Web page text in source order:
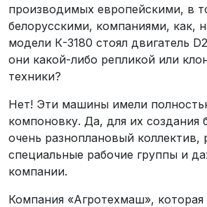
производимых европейскими, в
белорусскими, компаниями, как,
модели К-3180 стоял двигатель
они какой-либо репликой или
техники?
Нет! Эти машины имели
компоновку. Да, для их создания
очень разноплановый коллектив,
специальные рабочие группы и
компании.
Компания «Агротехмаш», которая